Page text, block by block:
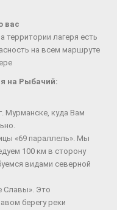
вас
территории лагеря есть
на всем маршруте
на Рыбачий:
Мурманске, куда Вам
«69 параллель». Мы
100 км в сторону
видами северной
Славы». Это
берегу реки